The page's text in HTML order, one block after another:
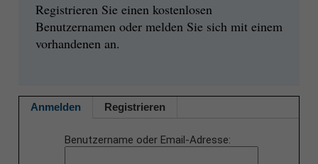
Registrieren Sie einen kostenlosen
Benutzernamen oder melden Sie sich mit einem
vorhandenen an.
Anmelden Registrieren
Benutzername oder Email-Adresse